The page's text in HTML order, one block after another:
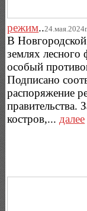
режим..
В
землях лесного
особый
Подписано
распоряжение
правительства.
костров,... далее